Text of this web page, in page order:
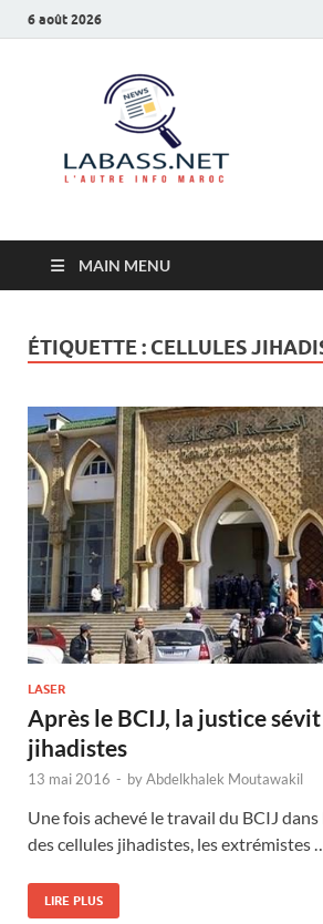
6 août 2026
MAIN MENU
ÉTIQUETTE : CELLULES
LASER
Après le BCIJ, la justice
jihadistes
13 mai 2016 - byAbdelkhalek Moutawakil
Une fois achevé le travail du BCIJ
des cellules jihadistes, les extrémistes
LIRE PLUS